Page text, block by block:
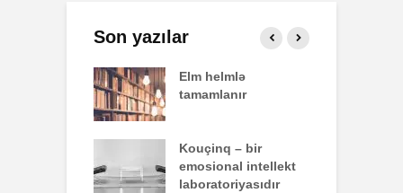
Son yazılar
Elm helmlə
tamamlanır
Kouçinq – bir
emosional intellekt
laboratoriyasıdır